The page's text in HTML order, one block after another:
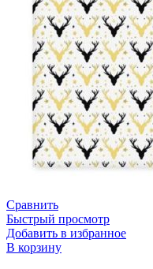
Сравнить
Быстрый просмотр
Добавить в избранное
В корзину